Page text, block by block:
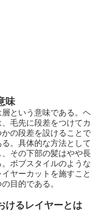
味
という意味である。ヘ
毛先に段差をつけてカ
の段差を設けることで
。具体的な方法として
その下部の髪はやや長
ボブスタイルのような
ヤーカットを施すこと
目的である。
けるレイヤーとは